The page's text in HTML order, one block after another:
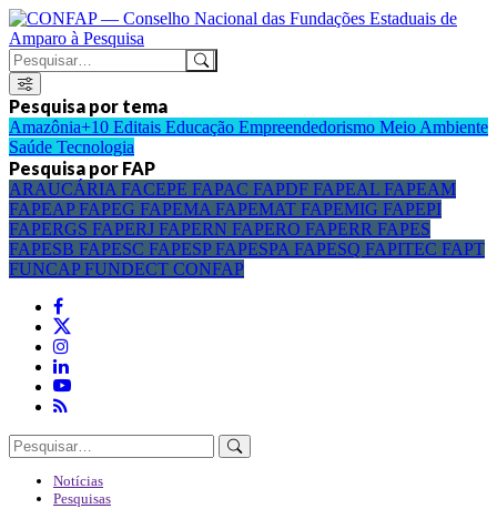
Pesquisa por tema
Amazônia+10 Editais Educação Empreendedorismo Meio Ambiente
Saúde Tecnologia
Pesquisa por FAP
ARAUCÁRIA FACEPE FAPAC FAPDF FAPEAL FAPEAM
FAPEAPFAPEG FAPEMA FAPEMAT FAPEMIG FAPEPI
FAPERGS FAPERJ FAPERN FAPERO FAPERR FAPES
FAPESB FAPESC FAPESPFAPESPA FAPESQ FAPITEC FAPT
FUNCAPFUNDECT CONFAP
Notícias
Pesquisas